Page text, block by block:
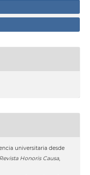
universitaria desde
Revista Honoris Causa,